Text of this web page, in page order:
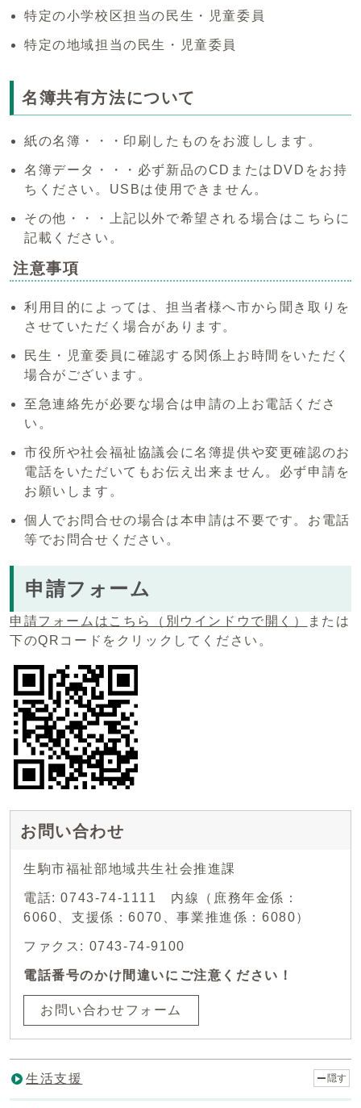
特定の小学校区担当の民生・児童委員
特定の地域担当の民生・児童委員
名簿共有方法について
紙の名簿・・・印刷したものをお渡しします。
名簿データ・・・必ず新品のCDまたはDVDをお持
ちください。USBは使用できません。
その他・・・上記以外で希望される場合はこちらに
記載ください。
注意事項
利用目的によっては、担当者様へ市から聞き取りを
させていただく場合があります。
民生・児童委員に確認する関係上お時間をいただく
場合がございます。
至急連絡先が必要な場合は申請の上お電話くださ
い。
市役所や社会福祉協議会に名簿提供や変更確認のお
電話をいただいてもお伝え出来ません。必ず申請を
お願いします。
個人でお問合せの場合は本申請は不要です。お電話
等でお問合せください。
申請フォーム
申請フォームはこちら （別ウインドウで開く）
または
下のQRコードをクリックしてください。
お問い合わせ
生駒市福祉部地域共生社会推進課
電話: 0743-74-1111 内線（庶務年金係：
6060、支援係：6070、事業推進係：6080）
ファクス: 0743-74-9100
電話番号のかけ間違いにご注意ください！
お問い合わせフォーム
生活支援 隠す